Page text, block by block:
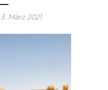
3. März 2021